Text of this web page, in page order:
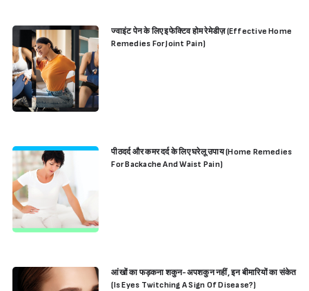
ज्वाइंट पेन के लिए इफेक्टिव होम रेमेडीज़ (Effective Home
Remedies For Joint Pain)
पीठदर्द और कमर दर्द के लिए घरेलू उपाय (Home Remedies
For Backache And Waist Pain)
आंखों का फड़कना शकुन-अपशकुन नहीं, इन बीमारियों का संकेत
(Is Eyes Twitching A Sign Of Disease?)